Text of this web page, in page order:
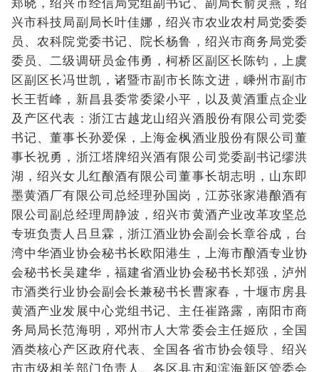
兴市科技局副局长叶佳娜，绍兴市农业农村局党委委
员、农科院党委书记、院长杨鲁，绍兴市商务局党委
委员、二级调研员金伟勇，柯桥区副区长陈钧，上虞
区副区长冯世凯，诸暨市副市长陈文进，嵊州市副市
长王哲峰，新昌县委常委梁小平，以及黄酒重点企业
及产区代表：浙江古越龙山绍兴酒股份有限公司党委
书记、董事长孙爱保，上海金枫酒业股份有限公司董
事长祝勇，浙江塔牌绍兴酒有限公司党委副书记缪洪
湖，绍兴女儿红酿酒有限公司董事长胡志明，山东即
墨黄酒厂有限公司总经理孙国岗，江苏张家港酿酒有
限公司副总经理周静波，绍兴市黄酒产业改革攻坚总
专班负责人吕旦霖，浙江酒业协会副会长章谷成，台
湾中华酒业协会秘书长欧阳港生，上海市酿酒专业协
会秘书长吴建华，福建省酒业协会秘书长郑强，泸州
市酒类行业协会副会长兼秘书长曹家春，十堰市房县
黄酒产业发展中心党组书记、主任崔路露，南阳市商
务局局长范海明，邓州市人大常委会主任姬欣，全国
酒类核心产区政府代表、全国各省市协会领导、绍兴
市市级相关部门负责人、各区县市和滨海新区管委会